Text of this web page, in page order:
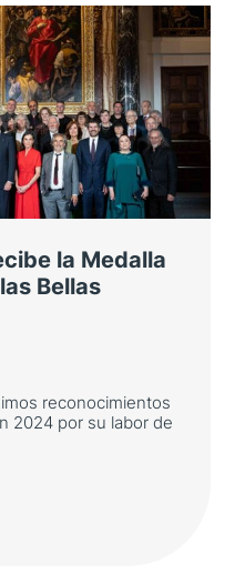
como
de viaje
organiza un viaje
de la alianza
la Medalla
Bellas
reconocimientos
2024 por su labor de